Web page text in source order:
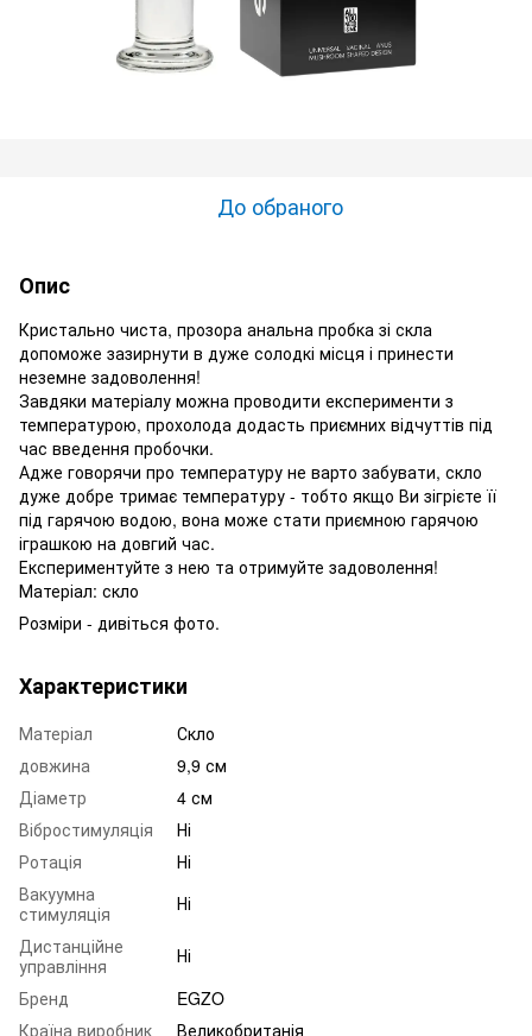
До обраного
Опис
Кристально чиста, прозора анальна пробка зі скла
допоможе зазирнути в дуже солодкі місця і принести
неземне задоволення!
Завдяки матеріалу можна проводити експерименти з
температурою, прохолода додасть приємних відчуттів під
час введення пробочки.
Адже говорячи про температуру не варто забувати, скло
дуже добре тримає температуру - тобто якщо Ви зігрієте її
під гарячою водою, вона може стати приємною гарячою
іграшкою на довгий час.
Експериментуйте з нею та отримуйте задоволення!
Матеріал: скло
Розміри - дивіться фото.
Характеристики
Матеріал
Скло
довжина
9,9 см
Діаметр
4 см
Вібростимуляція
Ні
Ротація
Ні
Вакуумна
стимуляція
Ні
Дистанційне
управління
Ні
Бренд
EGZO
Країна виробник
Великобританія